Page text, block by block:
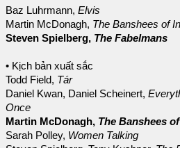
Baz Luhrmann, Elvis
Martin McDonagh, The Banshees of
Steven Spielberg, The Fabelmans
• Kịch bản xuất sắc
Todd Field, Tár
Daniel Kwan, Daniel Scheinert,
Once
Martin McDonagh, The Banshees
Sarah Polley, Women Talking